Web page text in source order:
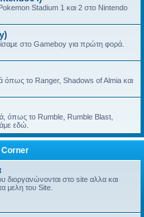
Stadium 1 και 2 στο Nintendo
στο Gameboy για πρώτη φορά.
όπως το Ranger, Shadows of Almia και
όπως το Rumble, Rumble Blast,
εδώ.
διοργανώνονται στο site αλλα και
μελη του Site.